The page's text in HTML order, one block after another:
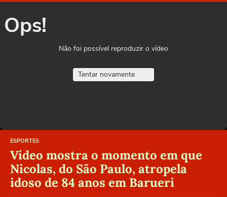
Ops!
Não foi possível reproduzir o vídeo
Tentar novamente
ESPORTES
Vídeo mostra o momento em que
Nicolas, do São Paulo, atropela
idoso de 84 anos em Barueri